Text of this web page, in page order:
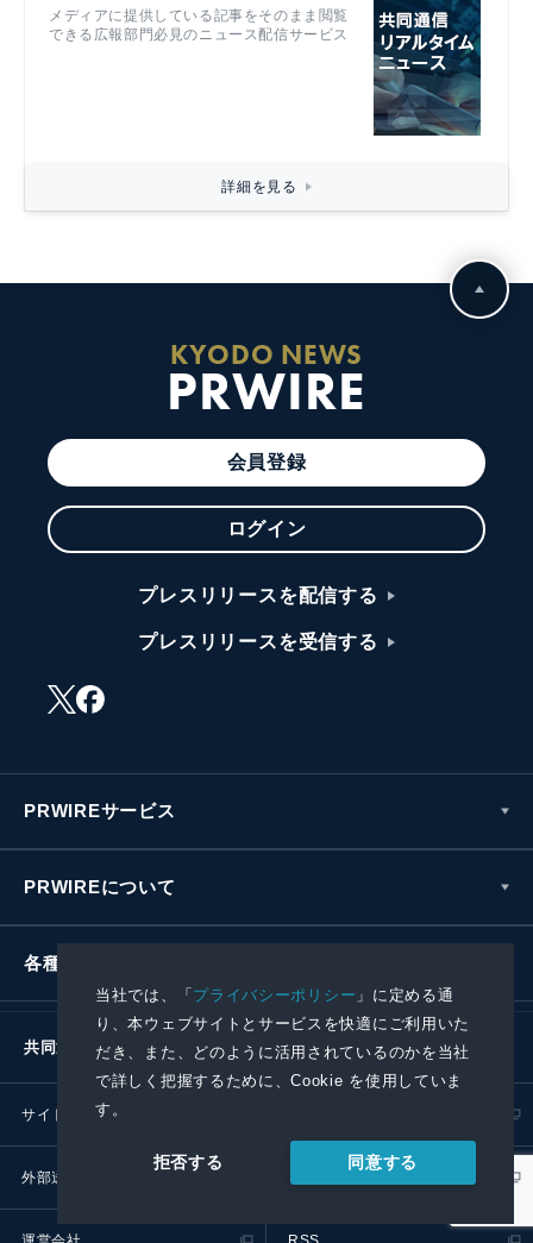
当社では、「プライバシーポリシー 」に定める通
り、本ウェブサイトとサービスを快適にご利用いた
だき、また、どのように活用されているのかを当社
で詳しく把握するために、Cookie を使用していま
す。
拒否する 同意する
メディアに提供している記事をそのまま閲覧
できる広報部門必見のニュース配信サービス
詳細を見る
KYODO NEWS
PRWIRE
会員登録
ログイン
プレスリリースを配信する
プレスリリースを受信する
PRWIREサービス
PRWIREについて
各種お問い合わせ
共同通信社グループ
サイトポリシー
外部送信ポリシー